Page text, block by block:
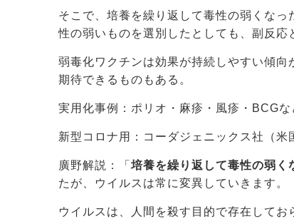
そこで、培養を繰り返して毒性の弱くな
性の弱いものを選別したとしても、副反応
弱毒化ワクチンは効果が持続しやすい傾
期待できるものもある。
実用化事例：ポリオ・麻疹・風疹・BCGな
新型コロナ用：コーダジェニックス社（米
廣野解説：「 培養を繰り返して毒性の弱く
たが、ウイルスは常に変異していきます。
ウイルスは、人間を殺す目的で存在して